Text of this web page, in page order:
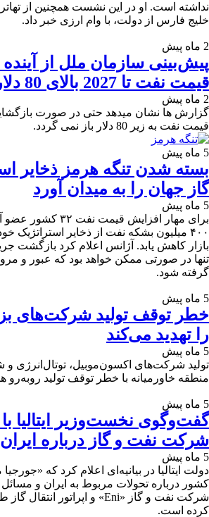
خلیج فارس از دولت، با وام ارزی خبر داد.
2 ماه پیش
پیش‌بینی سازمان ملل از
قیمت نفت تا 2027 بالای 80 دلار
2 ماه پیش
گزارش ها نشان میدهد حتی در صورت
قیمت نفت به زیر 80 دلار باز نمی گردد.
5 ماه پیش
بسته شدن تنگه هرمز ذخایر
گاز جهان را به میدان آورد
5 ماه پیش
برای مهار افزایش
۴۰۰ میلیون بشکه نفت از ذخایر استراتژیک
بازار کاهش یابد. آژانس اعلام کرد بازگشت
تنها در صورتی ممکن خواهد بود که عبور و
گرفته شود.
5 ماه پیش
خطر توقف تولید شرکت‌های
را تهدید می‌کند
5 ماه پیش
تولید شرکت‌های اکسون‌موبیل، توتال‌انرژی و
منطقه خاورمیانه با خطر توقف تولید روبه‌رو
5 ماه پیش
گفت‌وگوی نخست‌وزیر ایتالیا
شرکت نفت و گاز درباره ایران
5 ماه پیش
دولت ایتالیا در بیانیه‌ای اعلام کرد که
کشور درباره تحولات مربوط به ایران و مسائل
کرده است.